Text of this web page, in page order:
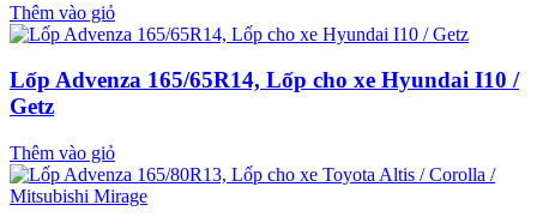
Thêm vào giỏ
Lốp Advenza 165/65R14, Lốp cho xe Hyundai I10 /
Getz
Thêm vào giỏ